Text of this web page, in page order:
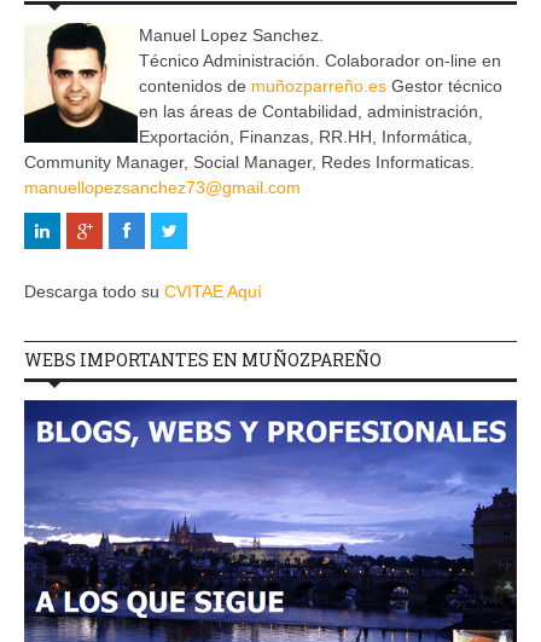
Manuel Lopez Sanchez.
Técnico Administración. Colaborador on-line en
contenidos de muñozparreño.es Gestor técnico
en las áreas de Contabilidad, administración,
Exportación, Finanzas, RR.HH, Informática,
Community Manager, Social Manager, Redes Informaticas.
manuellopezsanchez73@gmail.com
Descarga todo su CVITAE Aquí
WEBS IMPORTANTES EN MUÑOZPAREÑO